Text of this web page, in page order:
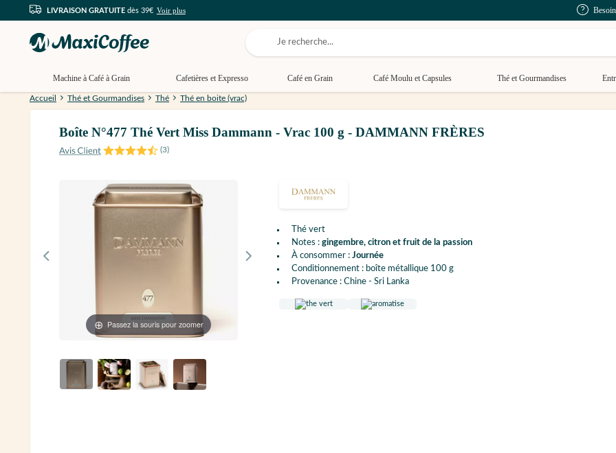
LIVRAISON GRATUITE dès 39€ Voir plus
Machine à Café à Grain Cafetières et Expresso Café en Grain Café Moulu et Capsules Thé et Gourmandises
Accueil Thé et Gourmandises Thé Thé en boite (vrac)
Boîte N°477 Thé Vert Miss Dammann - Vrac 100 g - DAMMANN FRÈRES
(3)
Passez la souris pour zoomer
Thé vert
Notes : gingembre, citron et fruit de la passion
À consommer : Journée
Conditionnement : boîte métallique 100 g
Provenance : Chine - Sri Lanka